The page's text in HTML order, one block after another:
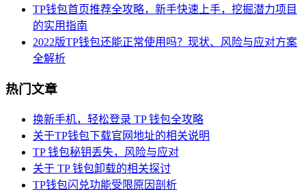
TP钱包首页推荐全攻略，新手快速上手，挖掘潜力项目
的实用指南
2022版TP钱包还能正常使用吗？现状、风险与应对方案
全解析
热门文章
换新手机，轻松登录 TP 钱包全攻略
关于TP钱包下载官网地址的相关说明
TP 钱包秘钥丢失，风险与应对
关于 TP 钱包卸载的相关探讨
TP钱包闪兑功能受限原因剖析